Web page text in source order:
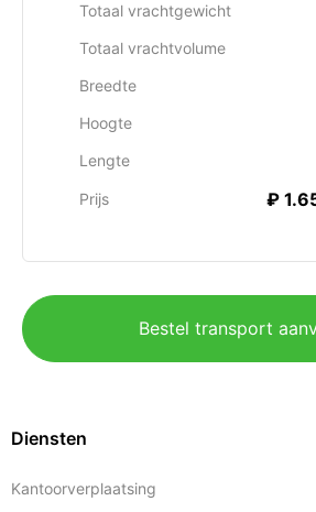
Totaal vrachtgewicht
Totaal vrachtvolume
Breedte
Hoogte
Lengte
Prijs ₽
Bestel transport
Diensten
Kantoorverplaatsing